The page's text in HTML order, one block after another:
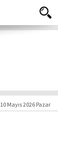
10 Mayıs 2026 Pazar